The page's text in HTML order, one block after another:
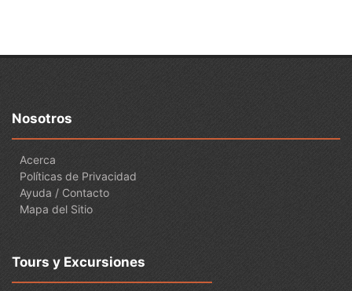
Nosotros
Acerca
Políticas de Privacidad
Ayuda / Contacto
Mapa del Sitio
Tours y Excursiones